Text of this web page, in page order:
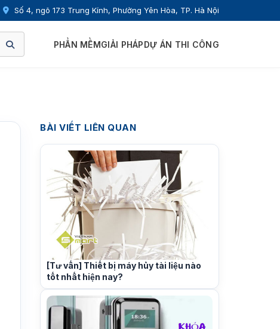
Số 4, ngõ 173 Trung Kính, Phường Yên Hòa, TP. Hà Nội
PHẦN MỀMGIẢI PHÁPDỰ ÁN THI CÔNG
BÀI VIẾT LIÊN QUAN
[Tư vấn] Thiết bị máy hủy tài liệu nào
tốt nhất hiện nay?